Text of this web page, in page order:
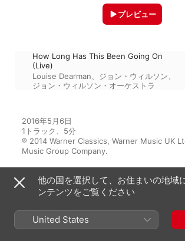
プレビュー
How Long Has This Been Going On
(Live)
Louise Dearman
ジョン・ウィルソン
ジョン・ウィルソン・オーケストラ
2016年5月6日
1トラック、5分
℗ 2014 Warner Classics, Warner Music UK
Music Group Company.
アルバムから
他の国を選択して、お住まいの地域
ンテンツをご覧ください
United States